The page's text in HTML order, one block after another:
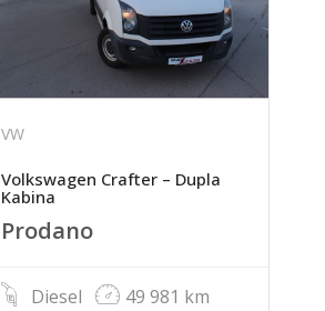
VW
Volkswagen Crafter – Dupla
Kabina
Prodano
Diesel 49 981 km